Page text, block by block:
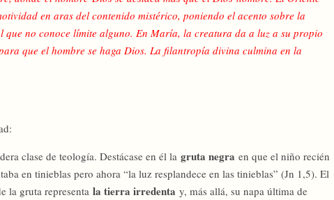
en aras del contenido mistérico, poniendo el acento sobre la
que no conoce límite alguno. En María, la creatura da a luz a su propio
que el hombre se haga Dios. La filantropía divina culmina en la
clase de teología. Destácase en él la gruta negra en que el niño recién
en tinieblas pero ahora “la luz resplandece en las tinieblas” (Jn 1,5). El
la gruta representa la tierra irredenta y, más allá, su napa última de